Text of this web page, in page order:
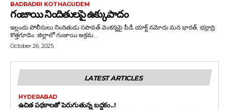
BADRADRI KOTHAGUDEM
గంజాయి నిందితులపై ఉక్కుపాదం
ఇల్లందు పోలీసులు నిందితుడు సపావత్ వెంకన్నపై పీడీ యాక్ట్ నమోదు మన భారత్, భద్రాద్రి
కొత్తగూడెం :జిల్లాలో గంజాయి అక్రమ...
October 26, 2025
LATEST ARTICLES
HYDERABAD
ఉచిత పథకాలతో పెరుగుతున్న బద్దకం..!